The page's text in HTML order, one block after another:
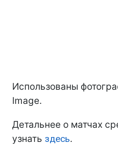
Использованы
Image.
Детальнее о матчах
узнать здесь.